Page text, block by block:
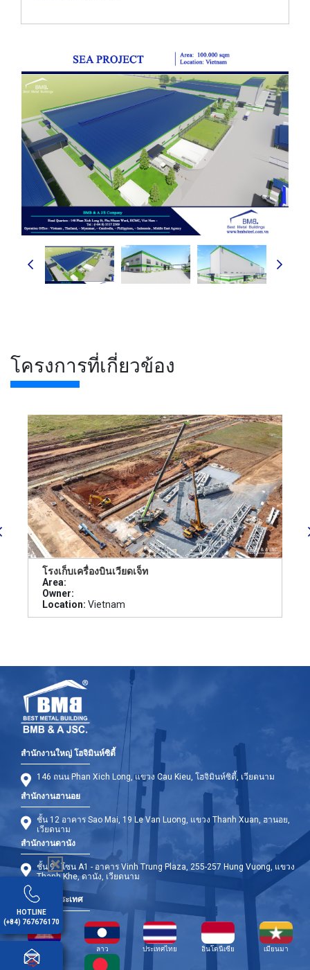
โครงการที่เกี่ยวข้อง
โรงเก็บเครื่องบินเวียดเจ็ท
Area:
Owner:
Location: Vietnam
สำนักงานใหญ่ โฮจิมินห์ซิตี้
146 ถนน Phan Xich Long, แขวง Cau Kieu, โฮจิมินห์ซิตี้, เวียดนาม
สำนักงานฮานอย
ชั้น 12 อาคาร Sao Mai, 19 Le Van Luong, แขวง Thanh Xuan, ฮานอย,
เวียดนาม
สำนักงานดานัง
ชั้น 9 - โซน A1 - อาคาร Vinh Trung Plaza, 255-257 Hung Vuong, แขวง
Thanh Khe, ดานัง, เวียดนาม
สาขาต่างประเทศ
กัมพูชา ลาว ประเทศไทย อินโดนีเซีย เมียนมา
HOTLINE
(+84) 767676170